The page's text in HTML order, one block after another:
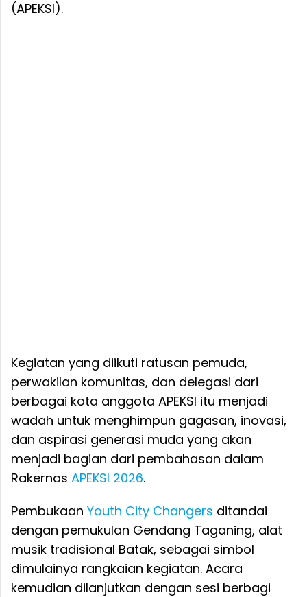
(APEKSI).
Kegiatan yang diikuti ratusan pemuda,
perwakilan komunitas, dan delegasi dari
berbagai kota anggota APEKSI itu menjadi
wadah untuk menghimpun gagasan, inovasi,
dan aspirasi generasi muda yang akan
menjadi bagian dari pembahasan dalam
Rakernas APEKSI 2026.
Pembukaan Youth City Changers ditandai
dengan pemukulan Gendang Taganing, alat
musik tradisional Batak, sebagai simbol
dimulainya rangkaian kegiatan. Acara
kemudian dilanjutkan dengan sesi berbagi